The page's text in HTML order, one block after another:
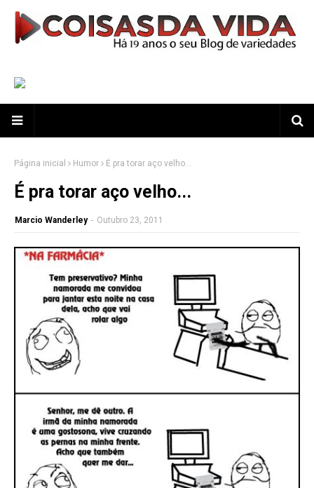
Página inicial Humor É pra torar aço velho...
É pra torar aço velho...
Marcio Wanderley - Outubro 23, 2011